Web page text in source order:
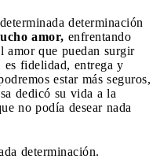
determinación
amor, enfrentando
amor que puedan surgir
es fidelidad, entrega y
estar más seguros,
dedicó su vida a la
no podía desear nada
determinación.